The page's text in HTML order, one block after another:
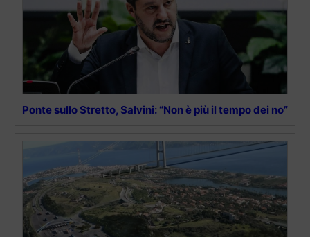
Ponte sullo Stretto, Salvini: “Non è più il tempo dei no”